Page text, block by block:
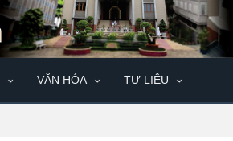
VĂN HÓA TƯ LIỆU